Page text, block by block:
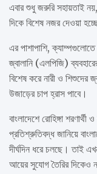
এবার শুধু জরুরি সহায়তাই নয়,
দিকে বিশেষ নজর দেওয়া
এর পাশাপাশি, ক্যাম্পগুলোতে
জ্বালানি (এলপিজি)
বিশেষ করে নারী ও শিশুদের
উজাড়ের চাপ হ্রাস পাবে।
বাংলাদেশে রোহিঙ্গা
প্রতিশ্রুতিবদ্ধ জানিয়ে
দীর্ঘদিন ধরে চলছে। তাই
আয়ের সুযোগ তৈরির দিকেও